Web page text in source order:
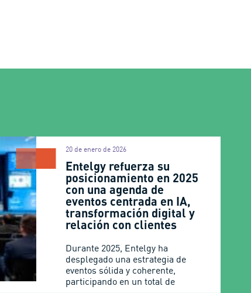
Entelgy refuerza su
posicionamiento en 2025
con una agenda de
eventos centrada en IA,
transformación digital y
relación con clientes
20 de enero de 2026
Durante 2025, Entelgy ha
desplegado una estrategia de
eventos sólida y coherente,
participando en un total de